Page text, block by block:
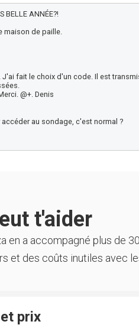
BELLE ANNÉE?!
maison de paille.
fait le choix d'un code. Il est
@+. Denis
au sondage, c'est normal ?
t'aider
en a accompagné plus de
et des coûts inutiles avec
prix